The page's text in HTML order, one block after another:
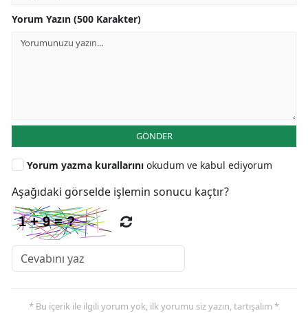
Yorum Yazın (500 Karakter)
GÖNDER
Yorum yazma kurallarını okudum ve kabul ediyorum
Aşağıdaki görselde işlemin sonucu kaçtır?
* Bu içerik ile ilgili yorum yok, ilk yorumu siz yazın, tartışalım *